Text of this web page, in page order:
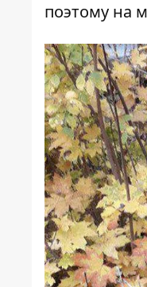
поэтому на